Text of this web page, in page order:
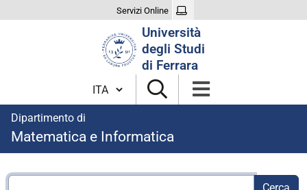
Servizi Online
Università
degli Studi
di Ferrara
Cambia lingua
Dipartimento di
Matematica e Informatica